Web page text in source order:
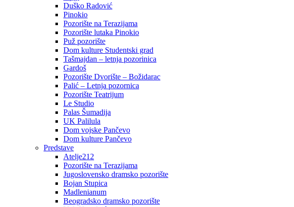
Duško Radović
Pinokio
Pozorište na Terazijama
Pozorište lutaka Pinokio
Puž pozorište
Dom kulture Studentski grad
Tašmajdan – letnja pozorinica
Gardoš
Pozorište Dvorište – Božidarac
Palić – Letnja pozornica
Pozorište Teatrijum
Le Studio
Palas Šumadija
UK Palilula
Dom vojske Pančevo
Dom kulture Pančevo
Predstave
Atelje212
Pozorište na Terazijama
Jugoslovensko dramsko pozorište
Bojan Stupica
Madlenianum
Beogradsko dramsko pozorište